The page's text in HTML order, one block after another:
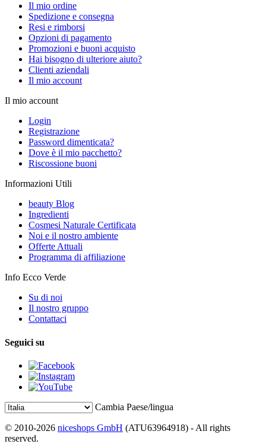
Il mio ordine
Spedizione e consegna
Resi e rimborsi
Opzioni di pagamento
Promozioni e buoni acquisto
Hai bisogno di ulteriore aiuto?
Clienti aziendali
Il mio account
Il mio account
Login
Registrazione
Password dimenticata?
Dove è il mio pacchetto?
Riscossione buoni
Informazioni Utili
beauty Blog
Ingredienti
Cosmesi Naturale Certificata
Noi e il nostro ambiente
Offerte Attuali
Programma di affiliazione
Info Ecco Verde
Su di noi
Il nostro gruppo
Contattaci
Seguici su
Cambia Paese/lingua
© 2010-2026 niceshops GmbH (ATU63964918) - All rights
reserved.